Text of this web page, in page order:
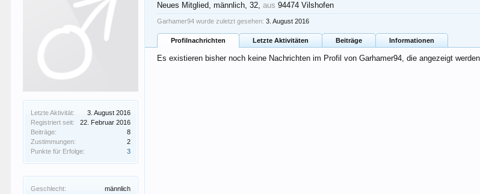
Letzte Aktivität:
3. August 2016
Registriert seit:
22. Februar 2016
Beiträge:
8
Zustimmungen:
2
Punkte für Erfolge:
3
Geschlecht:
männlich
Neues Mitglied, männlich, 32,aus 94474 Vilshofen
Garhamer94 wurde zuletzt gesehen: 3. August 2016
Profilnachrichten Letzte Aktivitäten Beiträge Informationen
Es existieren bisher noch keine Nachrichten im Profil von Garhamer94, die angezeigt